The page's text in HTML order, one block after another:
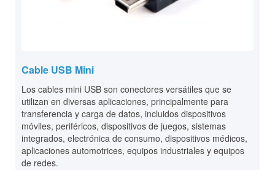
Cable USB Mini
Los cables mini USB son conectores versátiles que se
utilizan en diversas aplicaciones, principalmente para
transferencia y carga de datos, incluidos dispositivos
móviles, periféricos, dispositivos de juegos, sistemas
integrados, electrónica de consumo, dispositivos médicos,
aplicaciones automotrices, equipos industriales y equipos
de redes.